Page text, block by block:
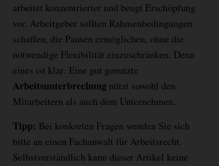
arbeitet konzentrierter und beugt Erschöpfung
vor. Arbeitgeber sollten Rahmenbedingungen
schaffen, die Pausen ermöglichen, ohne die
notwendige Flexibilität einzuschränken. Denn
eines ist klar: Eine gut genutzte
Arbeitsunterbrechungnützt sowohl den
Mitarbeitern als auch dem Unternehmen.
Tipp: Bei konkreten Fragen wenden Sie sich
bitte an einen Fachanwalt für Arbeitsrecht.
Selbstverständlich kann dieser Artikel keine